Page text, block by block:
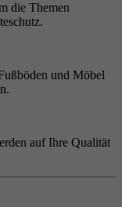
die Themen
und Möbel
auf Ihre Qualität